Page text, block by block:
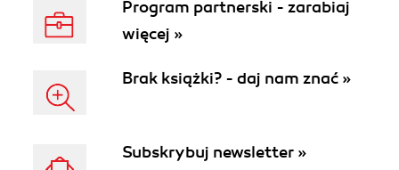
Program partnerski - zarabiaj
więcej »
Brak książki? - daj nam znać »
Subskrybuj newsletter »